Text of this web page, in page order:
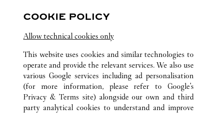
Visit us on Facebook
Link Opens in New Tab
Visit us on Instagram
Link Opens in New TabVisit us on Tumblr
Link Opens in New Tab
TOUTES LES BOUTIQUES CARTIER VIÊT NAM
HANOI
TRANG TIEN PLAZA
COOKIE POLICY
Allow technical cookies only
This website uses cookies and similar technologies to
operate and provide the relevant services. We also use
various Google services including ad personalisation
(for more information, please refer to Google's
Privacy & Terms site) alongside our own and third
party analytical cookies to understand and improve